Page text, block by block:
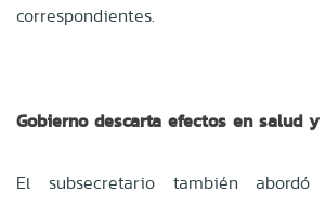
correspondientes.
Gobierno descarta efectos en salud y
El subsecretario también abordó